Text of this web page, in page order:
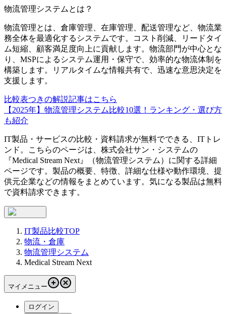
物流管理システム とは？
物流管理とは、倉庫管理、在庫管理、配送管理など、物流業
務全体を最適化するシステムです。コスト削減、リードタイ
ム短縮、顧客満足度向上に貢献します。物流部門が中心とな
り、MSPによるシステム運用・保守で、効率的な物流体制を
構築します。リアルタイムな情報共有で、迅速な意思決定を
支援します。
比較表つきの解説記事はこちら
【2025年】物流管理システム比較10選！ランキング・選び方
も紹介
IT製品・サービスの比較・資料請求が無料でできる、ITトレ
ンド。こちらのページは、 株式会社サン・システムの
『Medical Stream Next 』（物流管理システム ）に関する詳細
ページです。製品の概要、特徴、詳細な仕様や動作環境、提
供元企業などの情報をまとめています。気になる製品は無料
で資料請求できます。
IT製品比較TOP
物流・倉庫
物流管理システム
Medical Stream Next
マイメニュー
ログイン